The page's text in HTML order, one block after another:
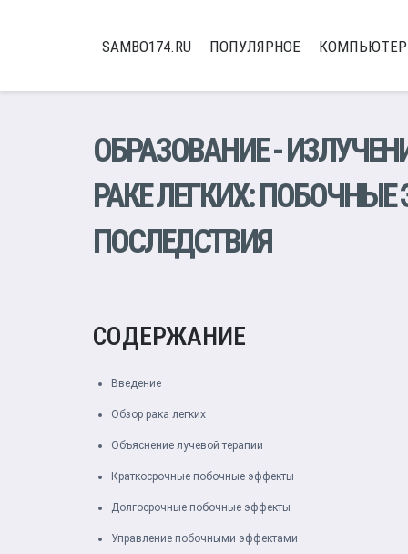
SAMBO174.RU ПОПУЛЯРНОЕ
ОБРАЗОВАНИЕ-
РАКЕ ЛЕГКИХ:
ПОСЛЕДСТВИЯ
СОДЕРЖАНИЕ
Введение
Обзор рака легких
Объяснение лучевой терапии
Краткосрочные побочные эффекты
Долгосрочные побочные эффекты
Управление побочными эффектами